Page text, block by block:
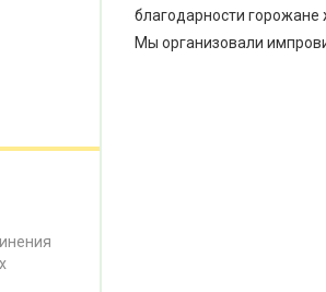
благодарности горожане
Мы организовали